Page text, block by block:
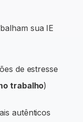
sua IE
de estresse
trabalho)
autênticos